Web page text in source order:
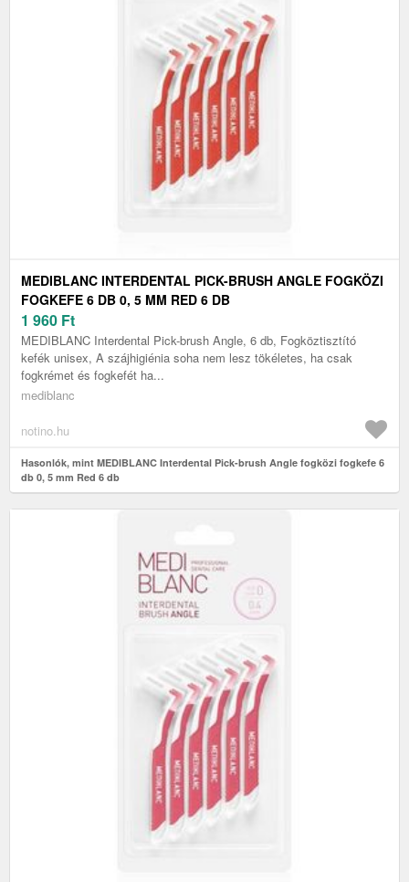
MEDIBLANC INTERDENTAL PICK-BRUSH ANGLE FOGKÖZI
FOGKEFE 6 DB 0, 5 MM RED 6 DB
1 960 Ft
MEDIBLANC Interdental Pick-brush Angle, 6 db, Fogköztisztító
kefék unisex, A szájhigiénia soha nem lesz tökéletes, ha csak
fogkrémet és fogkefét ha...
mediblanc
notino.hu
Hasonlók, mint MEDIBLANC Interdental Pick-brush Angle fogközi fogkefe 6
db 0, 5 mm Red 6 db